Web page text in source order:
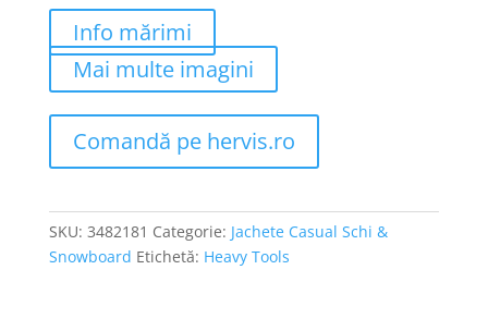
Info mărimi
Mai multe imagini
Comandă pe hervis.ro
SKU: 3482181 Categorie: Jachete Casual Schi &
Snowboard Etichetă: Heavy Tools